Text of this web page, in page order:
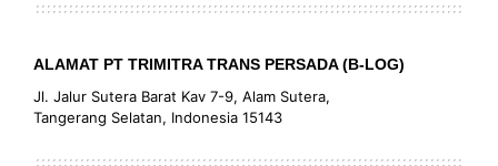
ALAMAT PT TRIMITRA TRANS PERSADA (B-LOG)
Jl. Jalur Sutera Barat Kav 7-9, Alam Sutera,
Tangerang Selatan, Indonesia 15143